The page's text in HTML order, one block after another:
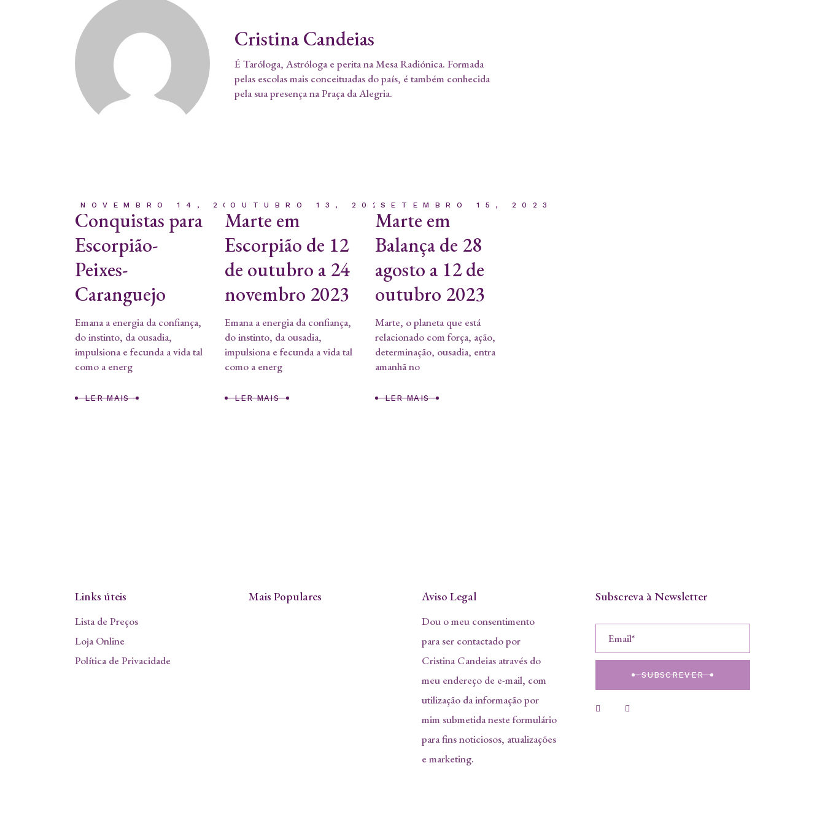
Cristina Candeias
É Taróloga, Astróloga e perita na Mesa Radiónica. Formada
pelas escolas mais conceituadas do país, é também conhecida
pela sua presença na Praça da Alegria.
NOVEMBRO 14, 2023
Conquistas para
Escorpião-
Peixes-
Caranguejo
Emana a energia da confiança,
do instinto, da ousadia,
impulsiona e fecunda a vida tal
como a energ
LER MAIS
OUTUBRO 13, 2023
Marte em
Escorpião de 12
de outubro a 24
novembro 2023
Emana a energia da confiança,
do instinto, da ousadia,
impulsiona e fecunda a vida tal
como a energ
LER MAIS
SETEMBRO 15, 2023
Marte em
Balança de 28
agosto a 12 de
outubro 2023
Marte, o planeta que está
relacionado com força, ação,
determinação, ousadia, entra
amanhã no
LER MAIS
Links úteis
Lista de Preços
Loja Online
Política de Privacidade
Mais Populares Aviso Legal
Dou o meu consentimento
para ser contactado por
Cristina Candeias através do
meu endereço de e-mail, com
utilização da informação por
mim submetida neste formulário
para fins noticiosos, atualizações
e marketing.
Subscreva à Newsletter
SUBSCREVER